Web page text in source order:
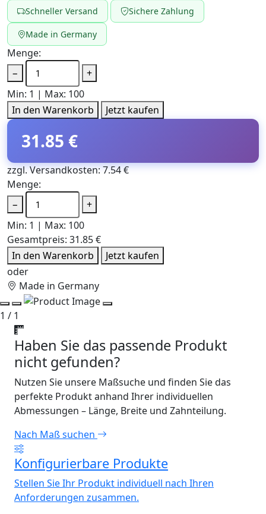
Schneller Versand Sichere Zahlung
Made in Germany
Menge:
−
+
Min: 1 | Max: 100
In den Warenkorb
Jetzt kaufen
31.85 €
zzgl. Versandkosten: 7.54 €
Menge:
−
+
Min: 1 | Max: 100
Gesamtpreis: 31.85 €
In den Warenkorb
Jetzt kaufen
oder
Made in Germany
1 / 1
Haben Sie das passende Produkt
nicht gefunden?
Nutzen Sie unsere Maßsuche und finden Sie das
perfekte Produkt anhand Ihrer individuellen
Abmessungen – Länge, Breite und Zahnteilung.
Nach Maß suchen
Konfigurierbare Produkte
Stellen Sie Ihr Produkt individuell nach Ihren
Anforderungen zusammen.